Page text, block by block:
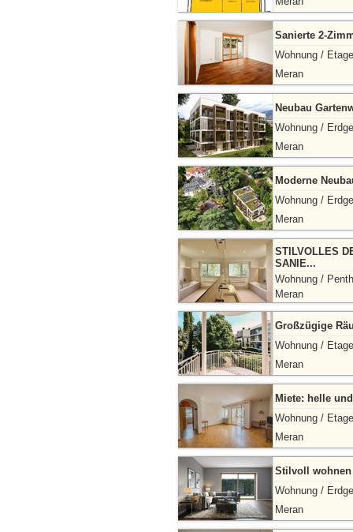
Sanierte 2-
Wohnung / Etage
Meran
Neubau
Wohnung /
Meran
Moderne
Wohnung /
Meran
STILVOLLES
SANIE...
Wohnung /
Meran
Großzügige
Wohnung / Etage
Meran
Miete: helle
Wohnung / Etage
Meran
Stilvoll wohnen
Wohnung /
Meran